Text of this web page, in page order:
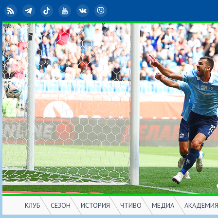
RSS TelegramTikTok YouTubeВКонтакте
КЛУБ
СЕЗОН
ИСТОРИЯ
ЧТИВО
МЕДИА
АКАДЕМИЯ